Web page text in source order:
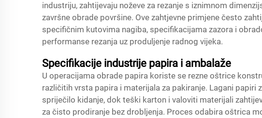
industriju, zahtijevaju noževe za rezanje s iznimnom
završne obrade površine. Ove zahtjevne primjene često
specifičnim kutovima nagiba, specifikacijama zazora i
performanse rezanja uz produljenje radnog vijeka.
Specifikacije industrije papira i ambalaže
U operacijama obrade papira koriste se rezne oštrice
različitih vrsta papira i materijala za pakiranje. Lagani papiri
spriječilo kidanje, dok teški karton i valoviti materijali
za čisto prodiranje bez drobljenja. Proces odabira oštrica